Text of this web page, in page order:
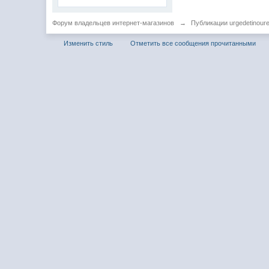
Форум владельцев интернет-магазинов → Публикации urgedetinoure
Изменить стиль Отметить все сообщения прочитанными